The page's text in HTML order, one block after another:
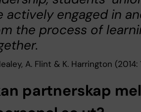
actively engaged in
the process of
A. Flint & K. Harrington (2014:
partnerskap